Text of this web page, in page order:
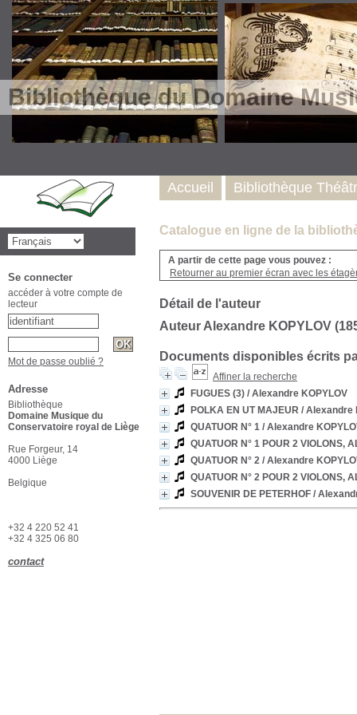
Bibliothèque du Domaine
Catalogue en ligne de la
A partir de cette page vous pouvez :
Retourner au premier écran avec les
Détail de l'auteur
Auteur Alexandre KOPYLOV
Documents disponibles écrits
Affiner la recherche
FUGUES (3) / Alexandre KOPYLOV
POLKA EN UT MAJEUR / Alexandre
QUATUOR N° 1 / Alexandre
QUATUOR N° 1 POUR 2 VIOLONS,
QUATUOR N° 2 / Alexandre
QUATUOR N° 2 POUR 2 VIOLONS,
SOUVENIR DE PETERHOF /
Accueil Bibliothèque
Se connecter
accéder à votre compte de
lecteur
Mot de passe oublié ?
Adresse
Bibliothèque
Domaine Musique du
Conservatoire royal de Liège
Rue Forgeur, 14
4000 Liège
Belgique
+32 4 220 52 41
+32 4 325 06 80
contact